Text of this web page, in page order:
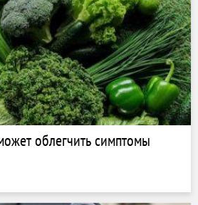
облегчить симптомы